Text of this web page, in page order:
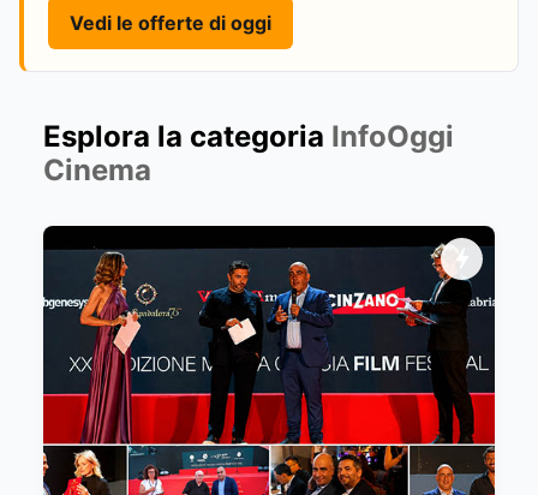
Vedi le offerte di oggi
Esplora la categoria InfoOggi
Cinema